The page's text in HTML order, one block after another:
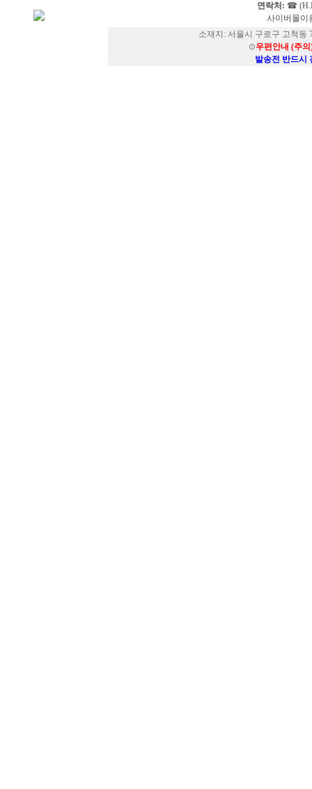
연락처: ☎
사이버몰이
소재지: 서울시 구로구 고척동
⊙우편안내 (주
발송전 반드시